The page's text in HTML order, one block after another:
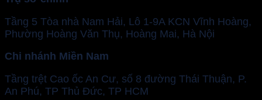
Tầng 5 Tòa nhà Nam Hải, Lô 1-9A KCN Vĩnh Hoàng,
Phường Hoàng Văn Thụ, Hoàng Mai, Hà Nội
Chi nhánh Miền Nam
Tầng trệt Cao ốc An Cư, số 8 đường Thái Thuận, P.
An Phú, TP Thủ Đức, TP HCM